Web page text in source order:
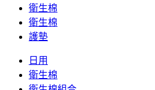
衛生棉
衛生棉
護墊
日用
衛生棉